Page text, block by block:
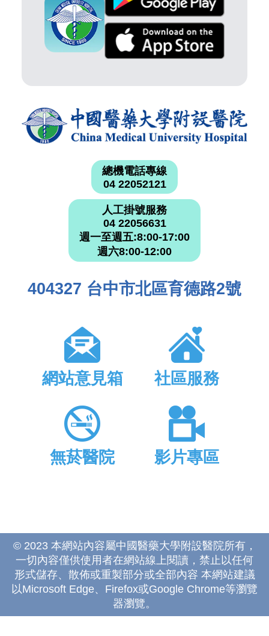
總機電話專線
04 22052121
人工掛號服務
04 22056631
週一至週五:8:00-17:00
週六8:00-12:00
404327 台中市北區育德路2號
網站意見箱 社區服務
無菸醫院 影片專區
© 2023 本網站內容屬中國醫藥大學附設醫院所有，
一切內容僅供使用者在網站線上閱讀，禁止以任何
形式儲存、散佈或重製部分或全部內容 本網站建議
以Microsoft Edge、Firefox或Google Chrome等瀏覽
器瀏覽。